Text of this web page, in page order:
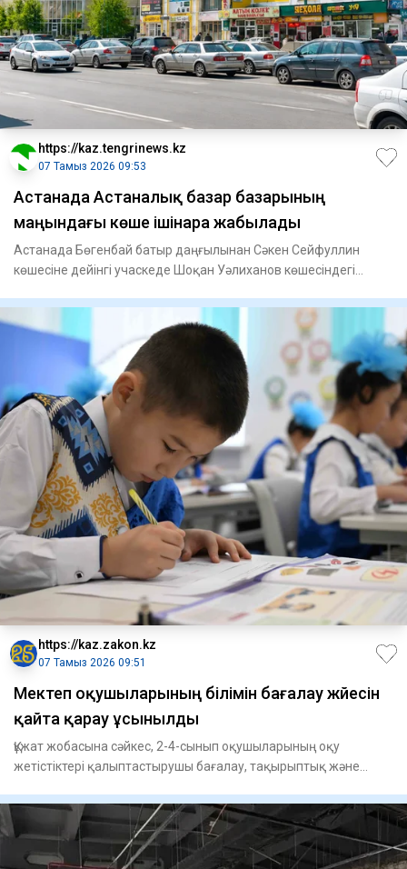
https://kaz.tengrinews.kz
07 Тамыз 2026 09:53
Астанада Астаналық базар базарының
маңындағы көше ішінара жабылады
Астанада Бөгенбай батыр даңғылынан Сәкен Сейфуллин
көшесіне дейінгі учаскеде Шоқан Уәлиханов көшесіндегі
https://kaz.zakon.kz
07 Тамыз 2026 09:51
Мектеп оқушыларының білімін бағалау жүйесін
қайта қарау ұсынылды
Құжат жобасына сәйкес, 2-4-сынып оқушыларының оқу
жетістіктері қалыптастырушы бағалау, тақырыптық және